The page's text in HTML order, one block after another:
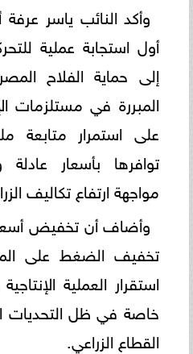
وأكد النائب ياسر
أول استجابة عملية
إلى حماية الفلاح
المبررة في مستلزمات
على استمرار متابعة
توافرها بأسعار
مواجهة ارتفاع تكاليف
وأضاف أن تخفيض
تخفيف الضغط على
استقرار العملية
خاصة في ظل التحديات
القطاع الزراعي.